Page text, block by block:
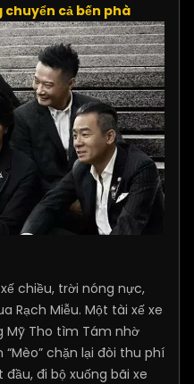
chuyển cả bến phà
chiều, trời nóng nực,
Rạch Miễu. Một tài xế xe
Mỹ Tho tìm Tám nhờ
chặn lại đòi thu phí
đi bộ xuống bãi xe